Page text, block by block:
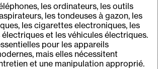
les ordinateurs, les outils
les tondeuses à gazon, les
les cigarettes electroniques, les
électriques et les véhicules électriques.
pour les appareils
mais elles nécessitent
et une manipulation approprié.